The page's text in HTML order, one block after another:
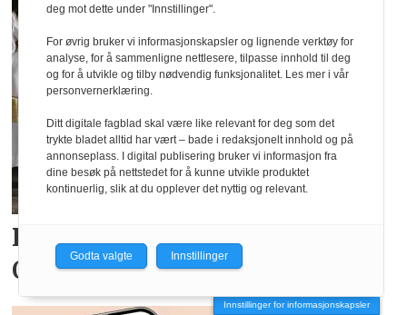
Disse designerne kommer
Oslo Runway i høst
Innstillinger for informasjonskapsler
deg mot dette under "Innstillinger".
For øvrig bruker vi informasjonskapsler og lignende verktøy for
analyse, for å sammenligne nettlesere, tilpasse innhold til deg
og for å utvikle og tilby nødvendig funksjonalitet. Les mer i vår
personvernerklæring.
Ditt digitale fagblad skal være like relevant for deg som det
trykte bladet alltid har vært – bade i redaksjonelt innhold og på
annonseplass. I digital publisering bruker vi informasjon fra
dine besøk på nettstedet for å kunne utvikle produktet
kontinuerlig, slik at du opplever det nyttig og relevant.
Godta valgte Innstillinger